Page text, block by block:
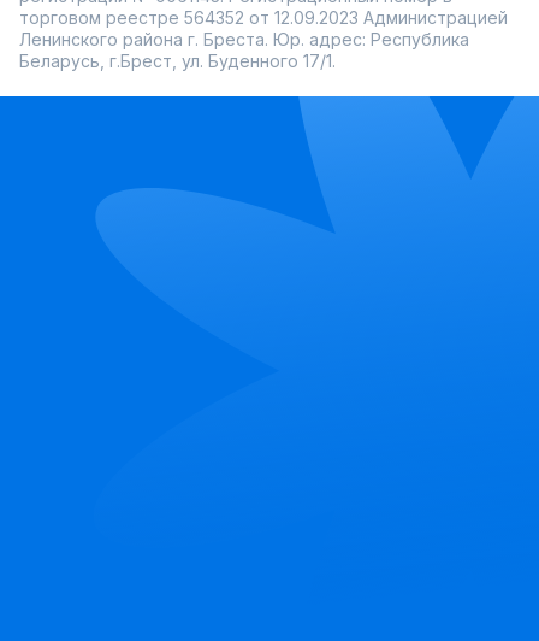
торговом реестре 564352 от 12.09.2023 Администрацией
Ленинского района г. Бреста. Юр. адрес: Республика
Беларусь, г.Брест, ул. Буденного 17/1.